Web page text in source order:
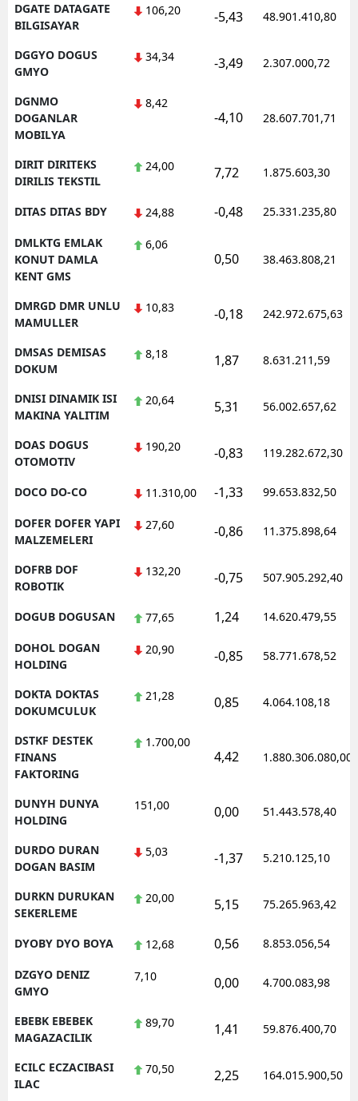
DGATE DATAGATE
BILGISAYAR
106,20 -5,43 48.901.410,80
DGGYO DOGUS
GMYO
34,34 -3,49 2.307.000,72
DGNMO
DOGANLAR
MOBILYA
8,42
-4,10 28.607.701,71
DIRIT DIRITEKS
DIRILIS TEKSTIL
24,00 7,72 1.875.603,30
DITAS DITAS BDY 24,88 -0,48 25.331.235,80
DMLKTG EMLAK
KONUT DAMLA
KENT GMS
6,06
0,50 38.463.808,21
DMRGD DMR UNLU
MAMULLER
10,83 -0,18 242.972.675,63
DMSAS DEMISAS
DOKUM
8,18 1,87 8.631.211,59
DNISI DINAMIK ISI
MAKINA YALITIM
20,64 5,31 56.002.657,62
DOAS DOGUS
OTOMOTIV
190,20 -0,83 119.282.672,30
DOCO DO-CO 11.310,00 -1,33 99.653.832,50
DOFER DOFER YAPI
MALZEMELERI
27,60 -0,86 11.375.898,64
DOFRB DOF
ROBOTIK
132,20 -0,75 507.905.292,40
DOGUB DOGUSAN 77,65 1,24 14.620.479,55
DOHOL DOGAN
HOLDING
20,90 -0,85 58.771.678,52
DOKTA DOKTAS
DOKUMCULUK
21,28 0,85 4.064.108,18
DSTKF DESTEK
FINANS
FAKTORING
1.700,00
4,42 1.880.306.080,00
DUNYH DUNYA
HOLDING
151,00 0,00 51.443.578,40
DURDO DURAN
DOGAN BASIM
5,03 -1,37 5.210.125,10
DURKN DURUKAN
SEKERLEME
20,00 5,15 75.265.963,42
DYOBY DYO BOYA 12,68 0,56 8.853.056,54
DZGYO DENIZ
GMYO
7,10 0,00 4.700.083,98
EBEBK EBEBEK
MAGAZACILIK
89,70 1,41 59.876.400,70
ECILC ECZACIBASI
ILAC
70,50 2,25 164.015.900,50